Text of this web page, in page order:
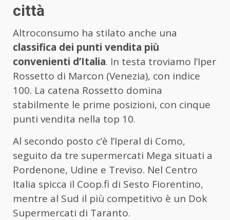
città
Altroconsumo ha stilato anche una
classifica dei punti vendita più
convenienti d’Italia. In testa troviamo l’Iper
Rossetto di Marcon (Venezia), con indice
100. La catena Rossetto domina
stabilmente le prime posizioni, con cinque
punti vendita nella top 10.
Al secondo posto c’è l’Iperal di Como,
seguito da tre supermercati Mega situati a
Pordenone, Udine e Treviso. Nel Centro
Italia spicca il Coop.fi di Sesto Fiorentino,
mentre al Sud il più competitivo è un Dok
Supermercati di Taranto.